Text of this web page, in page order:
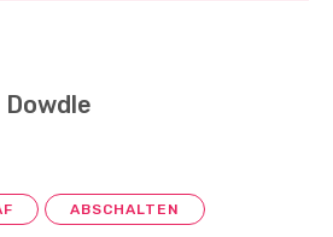
ABSCHALTEN